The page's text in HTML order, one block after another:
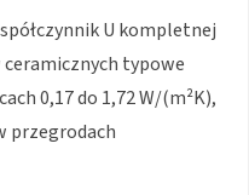
U kompletnej
typowe
0,17 do 1,72 W/(m²K),
przegrodach